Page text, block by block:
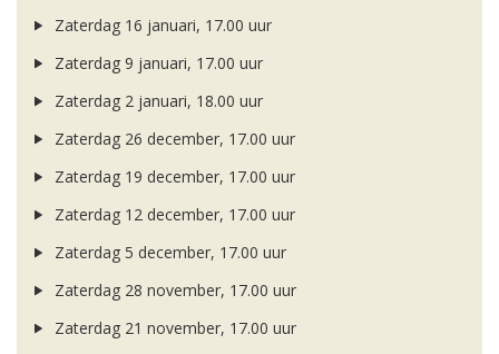
Zaterdag 16 januari, 17.00 uur
Zaterdag 9 januari, 17.00 uur
Zaterdag 2 januari, 18.00 uur
Zaterdag 26 december, 17.00 uur
Zaterdag 19 december, 17.00 uur
Zaterdag 12 december, 17.00 uur
Zaterdag 5 december, 17.00 uur
Zaterdag 28 november, 17.00 uur
Zaterdag 21 november, 17.00 uur